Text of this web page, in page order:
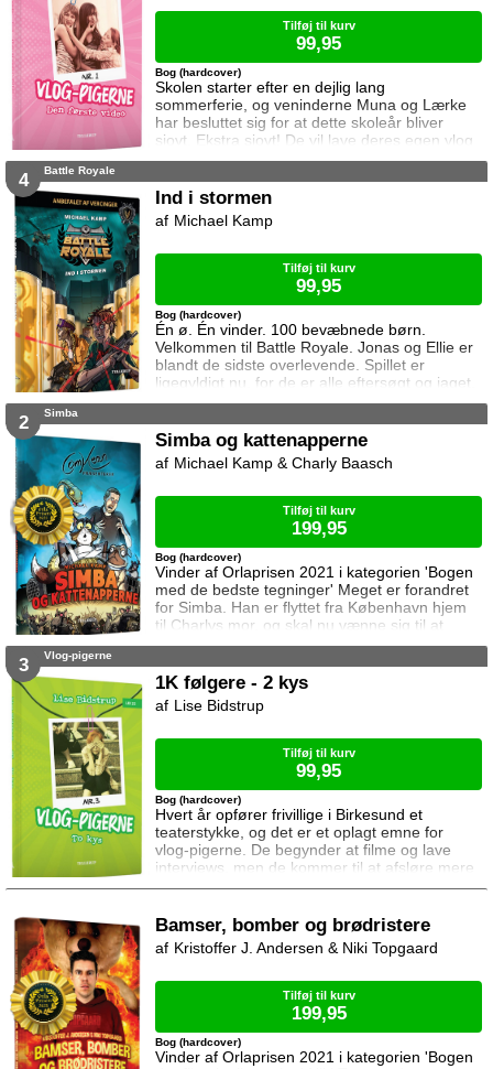
Skolen starter efter en dejlig lang
sommerferie, og veninderne Muna og Lærke
har besluttet sig for at dette skoleår bliver
sjovt. Ekstra sjovt! De vil lave deres egen vlog
hvor de fortæller hvad der foregår i deres lille
med end den årlige havnefest? Desværre er
ødelægge alt for dem …
Bog (hardcover)
Tilføj til kurv
99,95
4 Battle Royale
Ind i stormen
Én ø. Én vinder. 100 bevæbnede børn.
Velkommen til Battle Royale. Jonas og Ellie er
blandt de sidste overlevende. Spillet er
ligegyldigt nu, for de er alle eftersøgt og jaget.
Nu er det sammenholdet der holder dem i live.
Bog (hardcover)
Michael Kamp
Tilføj til kurv
99,95
2 Simba
Simba og kattenapperne
Vinder af Orlaprisen 2021 i kategorien 'Bogen
med de bedste tegninger' Meget er forandret
for Simba. Han er flyttet fra København hjem
til Charlys mor, og skal nu vænne sig til at
være udekat. Men Charlys mor har en hund –
farer rundt dagen lang ... og så elsker han at
snuse Simba bagi. Simba må skrue bissen på
for at få Otto til at forstå at han skal holde
Bog (hardcover)
Michael Kamp & Charly Baasch
Tilføj til kurv
199,95
3 Vlog-pigerne
1K følgere - 2 kys
Hvert år opfører frivillige i Birkesund et
teaterstykke, og det er et oplagt emne for
vlog-pigerne. De begynder at filme og lave
interviews, men de kommer til at afsløre mere
end de havde regnet med. Ikke alle voksne
forventet, og hvad skal man gøre når man
pludselig kender til en stor hemmelighed som
kan ødelægge en familie.
Bog (hardcover)
Lise Bidstrup
Tilføj til kurv
99,95
Bamser, bomber og brødristere
Vinder af Orlaprisen 2021 i kategorien 'Bogen
Bog (hardcover)
Kristoffer J. Andersen & Niki Topgaard
Tilføj til kurv
199,95